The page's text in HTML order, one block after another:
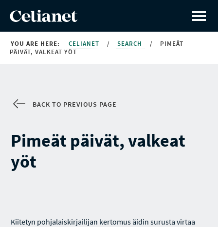
YOU ARE HERE: CELIANET / SEARCH /
PIMEÄT
PÄIVÄT, VALKEAT YÖT
BACK TO PREVIOUS PAGE
Pimeät päivät, valkeat
yöt
Kiitetyn pohjalaiskirjailijan kertomus äidin surusta virtaa